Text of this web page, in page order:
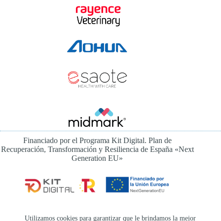
Utilizamos cookies para garantizar que le brindamos la mejor
Financiado por el Programa Kit Digital. Plan de
Recuperación, Transformación y Resiliencia de España «Next
Generation EU»
Instagram